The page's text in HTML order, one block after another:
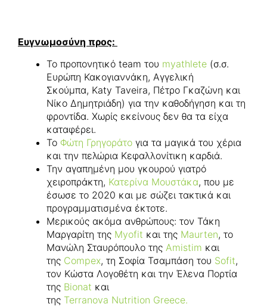
Ευγνωμοσύνη προς:
Το προπονητικό team του myathlete (σ.σ.
Ευρώπη Κακογιαννάκη, Αγγελική
Σκούμπα, Katy Taveira, Πέτρο Γκαζώνη και
Νίκο Δημητριάδη) για την καθοδήγηση και τη
φροντίδα. Χωρίς εκείνους δεν θα τα είχα
καταφέρει.
Το Φώτη Γρηγοράτο για τα μαγικά του χέρια
και την πελώρια Κεφαλλονίτικη καρδιά.
Την αγαπημένη μου γκουρού γιατρό
χειροπράκτη, Κατερίνα Μουστάκα, που με
έσωσε το 2020 και με σώζει τακτικά και
προγραμματισμένα έκτοτε.
Μερικούς ακόμα ανθρώπους: τον Τάκη
Μαργαρίτη της Myofit και της Maurten, το
Μανώλη Σταυρόπουλο της Amistim και
της Compex, τη Σοφία Τσαμπάση του Sofit,
τον Κώστα Λογοθέτη και την Έλενα Πορτία
της Bionat και
της Terranova Nutrition Greece.